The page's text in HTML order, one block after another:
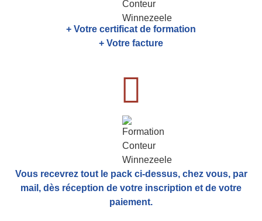
+ Votre certificat de formation
+ Votre facture
Vous recevrez tout le pack ci-dessus, chez vous, par
mail, dès réception de votre inscription et de votre
paiement.